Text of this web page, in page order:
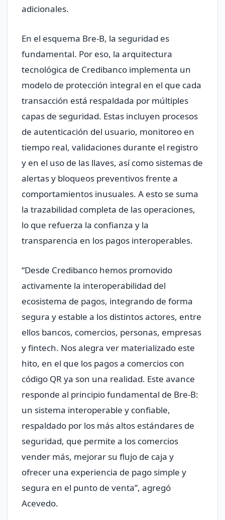
adicionales.
En el esquema Bre-B, la seguridad es
fundamental. Por eso, la arquitectura
tecnológica de Credibanco implementa un
modelo de protección integral en el que cada
transacción está respaldada por múltiples
capas de seguridad. Estas incluyen procesos
de autenticación del usuario, monitoreo en
tiempo real, validaciones durante el registro
y en el uso de las llaves, así como sistemas de
alertas y bloqueos preventivos frente a
comportamientos inusuales. A esto se suma
la trazabilidad completa de las operaciones,
lo que refuerza la confianza y la
transparencia en los pagos interoperables.
“Desde Credibanco hemos promovido
activamente la interoperabilidad del
ecosistema de pagos, integrando de forma
segura y estable a los distintos actores, entre
ellos bancos, comercios, personas, empresas
y fintech. Nos alegra ver materializado este
hito, en el que los pagos a comercios con
código QR ya son una realidad. Este avance
responde al principio fundamental de Bre-B:
un sistema interoperable y confiable,
respaldado por los más altos estándares de
seguridad, que permite a los comercios
vender más, mejorar su flujo de caja y
ofrecer una experiencia de pago simple y
segura en el punto de venta”, agregó
Acevedo.